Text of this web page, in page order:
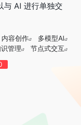
与 AI 进行单独交
内容创作
多模型AI
管理
节点式交互